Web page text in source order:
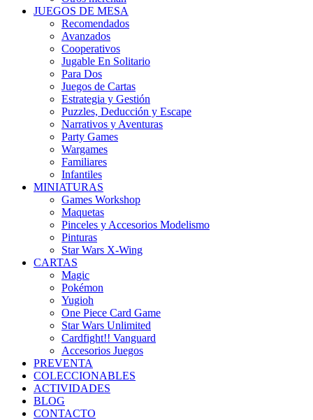
JUEGOS DE MESA
Recomendados
Avanzados
Cooperativos
Jugable En Solitario
Para Dos
Juegos de Cartas
Estrategia y Gestión
Puzzles, Deducción y Escape
Narrativos y Aventuras
Party Games
Wargames
Familiares
Infantiles
MINIATURAS
Games Workshop
Maquetas
Pinceles y Accesorios Modelismo
Pinturas
Star Wars X-Wing
CARTAS
Magic
Pokémon
Yugioh
One Piece Card Game
Star Wars Unlimited
Cardfight!! Vanguard
Accesorios Juegos
PREVENTA
COLECCIONABLES
ACTIVIDADES
BLOG
CONTACTO